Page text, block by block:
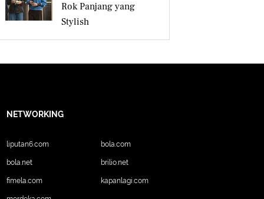
Rok Panjang yang
Stylish
NETWORKING
liputan6.com bola.com
bola.net brilio.net
fimela.com kapanlagi.com